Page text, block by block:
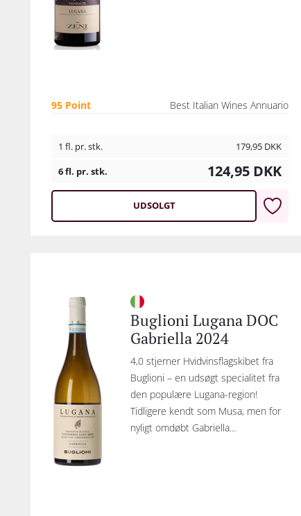
95 Point Best Italian Wines Annuario
1 fl. pr. stk. 179,95 DKK
6 fl. pr. stk.
124,95 DKK
UDSOLGT
Buglioni Lugana DOC
Gabriella 2024
4,0 stjerner Hvidvinsflagskibet fra
Buglioni – en udsøgt specialitet fra
den populære Lugana-region!
Tidligere kendt som Musa, men for
nyligt omdøbt Gabriella...